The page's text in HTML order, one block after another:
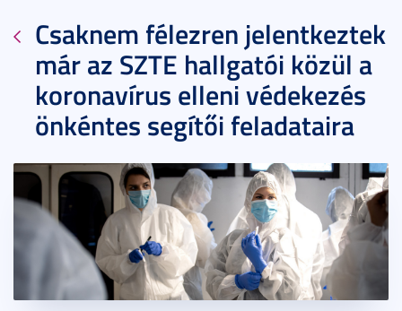
Csaknem félezren jelentkeztek
már az SZTE hallgatói közül a
koronavírus elleni védekezés
önkéntes segítői feladataira